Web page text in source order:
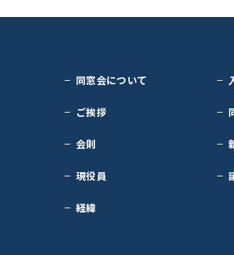
同窓会について
ご挨拶
会則
現役員
経緯